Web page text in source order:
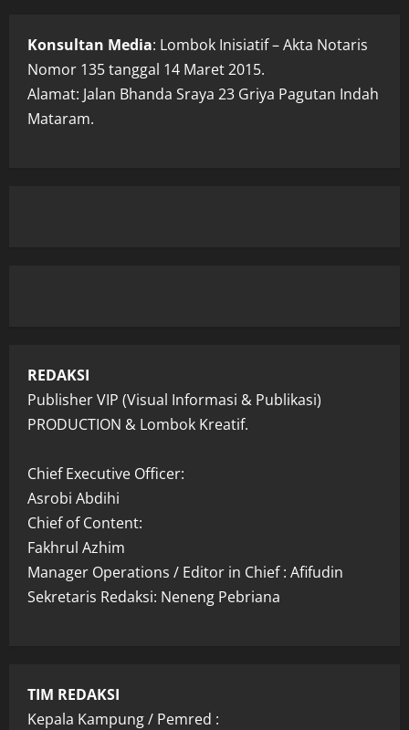
Konsultan Media: Lombok Inisiatif – Akta Notaris
Nomor 135 tanggal 14 Maret 2015.
Alamat: Jalan Bhanda Sraya 23 Griya Pagutan Indah
Mataram.
REDAKSI
Publisher VIP (Visual Informasi & Publikasi)
PRODUCTION & Lombok Kreatif.
Chief Executive Officer:
Asrobi Abdihi
Chief of Content:
Fakhrul Azhim
Manager Operations / Editor in Chief : Afifudin
Sekretaris Redaksi: Neneng Pebriana
TIM REDAKSI
Kepala Kampung / Pemred :